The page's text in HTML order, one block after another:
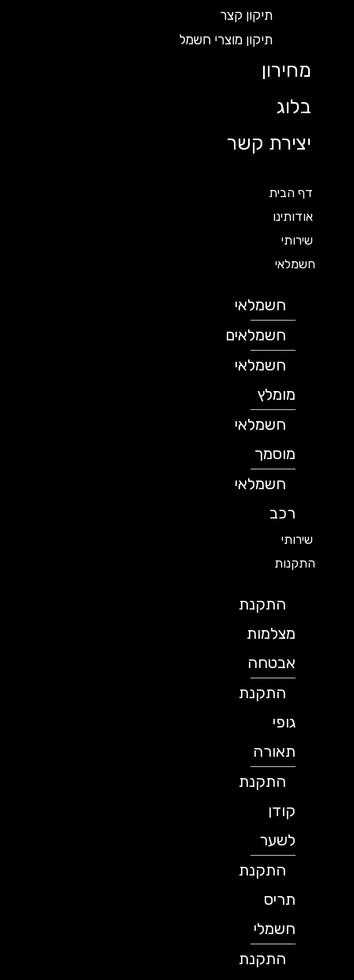
תיקון קצר
תיקון מוצרי חשמל
מחירון
בלוג
יצירת קשר
דף הבית
אודותינו
שירותי
חשמלאי
חשמלאי
חשמלאים
חשמלאי
מומלץ
חשמלאי
מוסמך
חשמלאי
שירותי
התקנות
התקנת
מצלמות
אבטחה
התקנת
תאורה
התקנת
לשער
התקנת
תריס
חשמלי
התקנת